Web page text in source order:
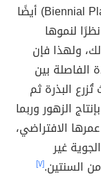
تعرف النباتات ذات الحولين (بالإنجليزية: Biennial Plant) أيضًا
لنموها
ولهذا فإن
الفاصلة بين
البذرة ثم
الزهور وربما
الافتراضي،
غير
السنتين.[٧]